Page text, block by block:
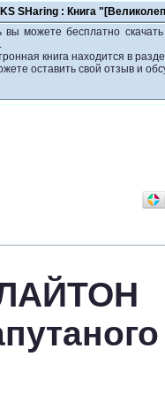
SHaring : Книга
вы можете бесплатно
книга находится в
оставить свой отзыв и